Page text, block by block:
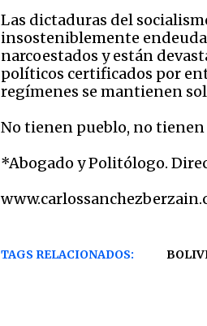
Las dictaduras del
insosteniblemente
narcoestados y están
políticos certificados por
regímenes se mantienen
No tienen pueblo, no
*Abogado y Politólogo.
TAGS RELACIONADOS: